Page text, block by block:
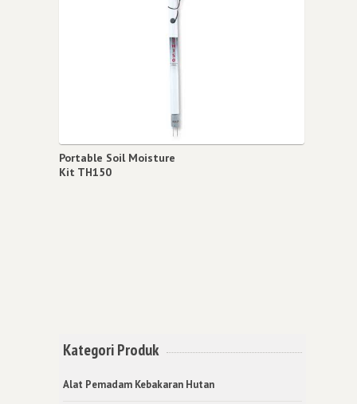
Portable Soil Moisture
Kit TH150
Kategori Produk
Alat Pemadam Kebakaran Hutan